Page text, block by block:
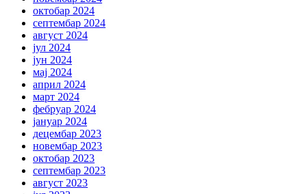
октобар 2024
септембар 2024
август 2024
јул 2024
јун 2024
мај 2024
април 2024
март 2024
фебруар 2024
јануар 2024
децембар 2023
новембар 2023
октобар 2023
септембар 2023
август 2023